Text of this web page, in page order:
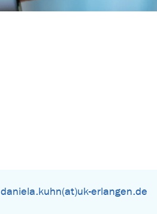
daniela.kuhn(at)uk-erlangen.de